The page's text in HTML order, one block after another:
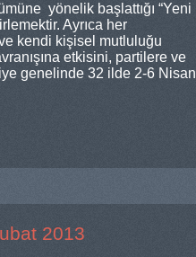
yönelik başlattığı “Yeni
Ayrıca her
kendi kişisel mutluluğu
etkisini, partilere ve
genelinde 32 ilde 2-6 Nisan
2013